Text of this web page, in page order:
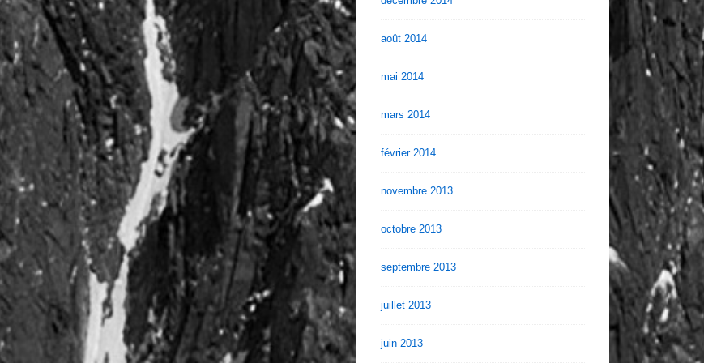
août 2014
mai 2014
mars 2014
février 2014
novembre 2013
octobre 2013
septembre 2013
juillet 2013
juin 2013